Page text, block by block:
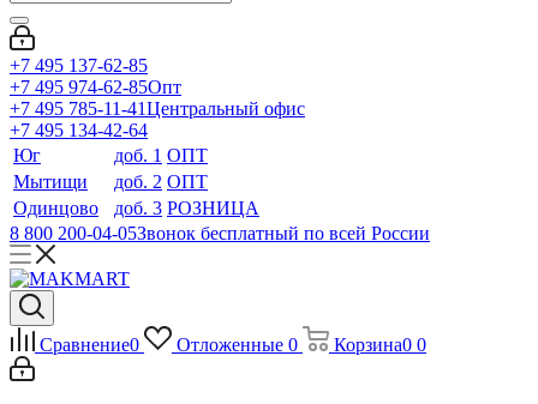
+7 495 137-62-85
+7 495 974-62-85Опт
+7 495 785-11-41Центральный офис
+7 495 134-42-64
Юг
доб. 1 ОПТ
Мытищи
доб. 2 ОПТ
Одинцово
доб. 3 РОЗНИЦА
8 800 200-04-05Звонок бесплатный по всей России
Сравнение0 Отложенные 0 Корзина0 0